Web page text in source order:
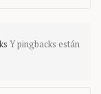
Y pingbacks están